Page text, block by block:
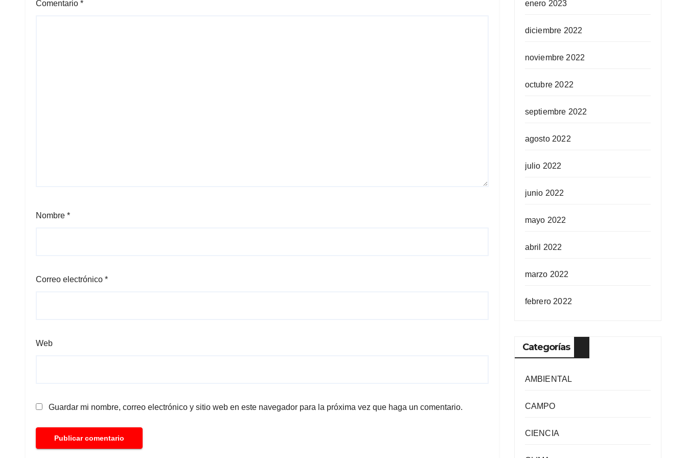
Comentario *
Nombre *
Correo electrónico *
Web
Guardar mi nombre, correo electrónico y sitio web en este navegador para la próxima vez que haga un comentario.
enero 2023
diciembre 2022
noviembre 2022
octubre 2022
septiembre 2022
agosto 2022
julio 2022
junio 2022
mayo 2022
abril 2022
marzo 2022
febrero 2022
Categorías
AMBIENTAL
CAMPO
CIENCIA